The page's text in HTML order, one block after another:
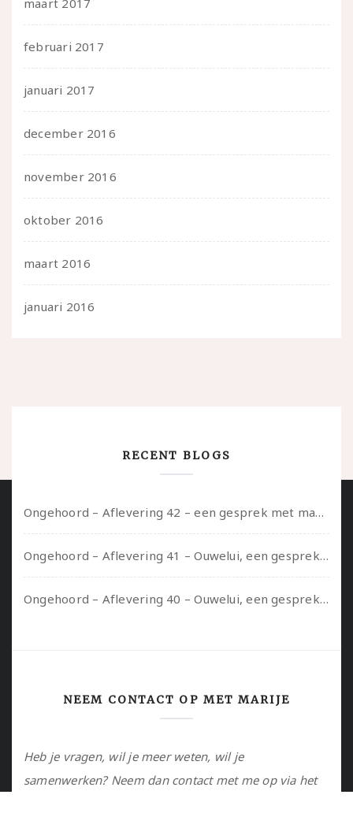
maart 2017
februari 2017
januari 2017
december 2016
november 2016
oktober 2016
maart 2016
januari 2016
RECENT BLOGS
Ongehoord – Aflevering 42 – een gesprek met marijn over seksueel opbloeien, het ouderschap uitvinden en verschillende leeftijden in je mee dragen
Ongehoord – Aflevering 41 – Ouwelui, een gesprek met Marcelle over polyamorie op latere leeftijd, (mantel)zorg voor je partners en seksueel plezier.
Ongehoord – Aflevering 40 – Ouwelui, een gesprek met Sadie Lune over vormende relaties en de geschiedenis van de queer pornobeweging
NEEM CONTACT OP MET MARIJE
Heb je vragen, wil je meer weten, wil je
samenwerken? Neem dan contact met me op via het